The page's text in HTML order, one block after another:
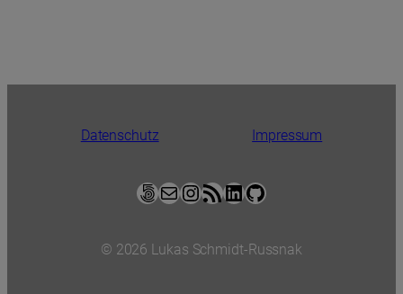
Datenschutz Impressum
500px E-Mail InstagramRSS-Feed LinkedIn GitHub
© 2026 Lukas Schmidt-Russnak